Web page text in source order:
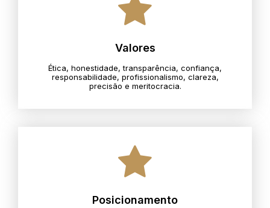
Valores
Ética, honestidade, transparência, confiança,
responsabilidade, profissionalismo, clareza,
precisão e meritocracia.​
Posicionamento